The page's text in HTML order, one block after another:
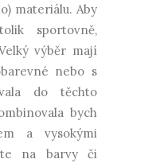
materiálu. Aby
sportovně,
výběr mají
nebo s
do těchto
bych
a vysokými
na barvy či